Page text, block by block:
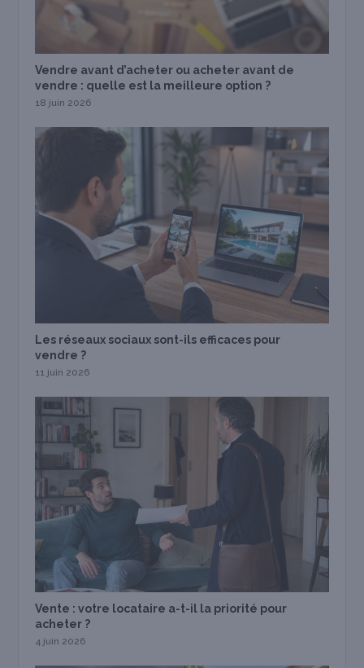
Vendre avant d’acheter ou acheter avant de
vendre : quelle est la meilleure option ?
18 juin 2026
Les réseaux sociaux sont-ils efficaces pour
vendre ?
11 juin 2026
Vente : votre locataire a-t-il la priorité pour
acheter ?
4 juin 2026